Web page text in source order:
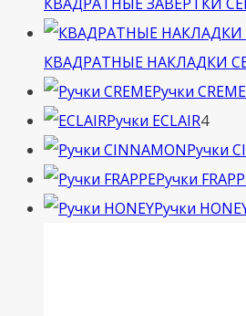
КВАДРАТНЫЕ НАКЛАДКИ
Ручки CREME
Ручки ECLAIR44
Ручки
Ручки
Ручки